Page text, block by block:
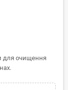
для очищення